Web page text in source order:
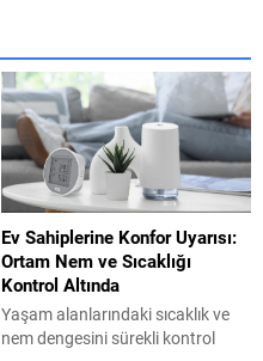
Ev Sahiplerine Konfor Uyarısı:
Ortam Nem ve Sıcaklığı
Kontrol Altında
Yaşam alanlarındaki sıcaklık ve
nem dengesini sürekli kontrol